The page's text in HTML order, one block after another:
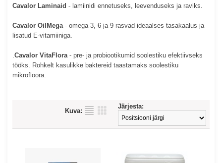
Cavalor Laminaid - lamiinidi ennetuseks, leevenduseks ja raviks.
Cavalor OilMega- omega 3, 6 ja 9 rasvad ideaalses tasakaalus ja
lisatud E-vitamiiniga.
.Cavalor VitaFlora- pre- ja probiootikumid soolestiku efektiivseks
tööks. Rohkelt kasulikke baktereid taastamaks soolestiku
mikrofloora.
Järjesta:
Kuva: